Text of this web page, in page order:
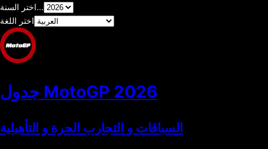
اختر السنة...
اختر اللغة
جدول MotoGP 2026
السباقات و التجارب الحرة و التأهيلية